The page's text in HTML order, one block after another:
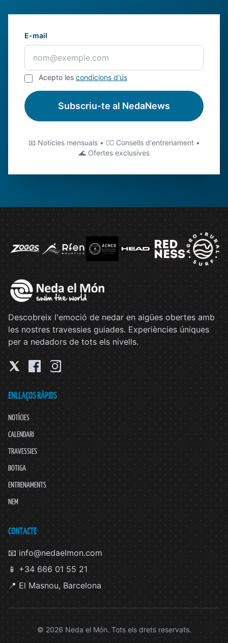
E-mail
Acepto les condicions d'ús
Subscriu-te al NedaNews
📧 Notícies mensuals • 🏊‍♂️ Consells d'entrenament •
🌊 Ofertes exclusives
Descobreix l'emoció de nedar en aigües obertes amb
les nostres travessies guiades. Experiències úniques
per a nedadors de tots els nivells.
ENLLAÇOS RÀPIDS
NOTÍCIES
CALENDARI
TRAVESSIES
BOTIGA
ENTRENAMENTS
NEM
CONTACTE
📧 info@nedaelmon.com
📱 +34 666 01 55 21
📍 El Masnou, Barcelona
© 2026 Neda el Món. Tots els drets reservats.